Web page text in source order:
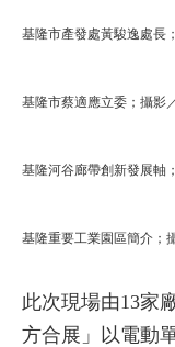
基隆市產發處黃駿逸處長
基隆市蔡適應立委；攝影
基隆河谷廊帶創新發展軸
基隆重要工業園區簡介；
此次現場由13家
方合展」以電動